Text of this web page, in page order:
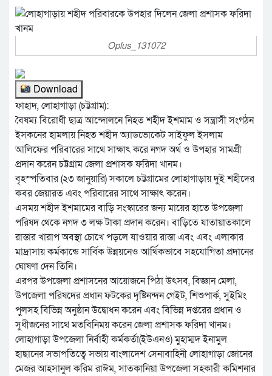
Oplus_131072
Download
ফাহাদ, লোহাগাড়া (চট্টগ্রাম):
বৈষম্য বিরোধী ছাত্র আন্দোলনে নিহত শহীদ ইশমাম ও সন্ত্রাসী সংগঠন
ইসকনের হামলায় নিহত শহীদ অ্যাডভোকেট সাইফুল ইসলাম
আলিফের পরিবারের সাথে সাক্ষাৎ করে নগদ অর্থ ও উপহার সামগ্রী
প্রদান করেন চট্টগ্রাম জেলা প্রশাসক ফরিদা খানম।
বৃহস্পতিবার (২৩ জানুয়ারি) সকালে চট্টগ্রামের লোহাগাড়ায় দুই শহীদের
কবর জেয়ারত এবং পরিবারের সাথে সাক্ষাৎ করেন।
এসময় শহীদ ইশমামের বাড়ি সংস্কারের জন্য মায়ের হাতে উপজেলা
পরিষদ থেকে নগদ ৩ লক্ষ টাকা প্রদান করেন। বাড়িতে যাতায়াতকালে
রাস্তার খারাপ অবস্থা চোখে পড়লে যাওয়ার রাস্তা এবং এবং এলাকার
মাদ্রাসায় কর্মকান্ডে সার্বিক উন্নয়নেও আর্থিকভাবে সহযোগিতা প্রদানের
ঘোষণা দেন তিনি।
এরপর উপজেলা প্রশাসনের আয়োজনে পিঠা উৎসব, বিজ্ঞান মেলা,
উপজেলা পরিষদের প্রধান ফটকের দৃষ্টিনন্দন গেইট, শিশুপার্ক, সুইমিং
পুলসহ বিভিন্ন অনুষ্ঠান উদ্বোধন করেন এবং বিভিন্ন দপ্তরের প্রধান ও
সুধীজনের সাথে মতবিনিময় করেন জেলা প্রশাসক ফরিদা খানম।
লোহাগাড়া উপজেলা নির্বাহী কর্মকর্তা(ইউএনও) মুহাম্মদ ইনামুল
হাছানের সভাপতিত্বে সভায় বাংলাদেশ সেনাবাহিনী লোহাগাড়া জোনের
মেজর আহসানুল করিম রাঈম, সাতকানিয়া উপজেলা সহকারী কমিশনার